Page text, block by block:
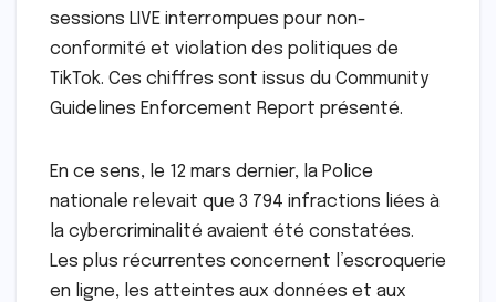
sessions LIVE interrompues pour non-
conformité et violation des politiques de
TikTok. Ces chiffres sont issus du Community
Guidelines Enforcement Report présenté.
En ce sens, le 12 mars dernier, la Police
nationale relevait que 3 794 infractions liées à
la cybercriminalité avaient été constatées.
Les plus récurrentes concernent l’escroquerie
en ligne, les atteintes aux données et aux